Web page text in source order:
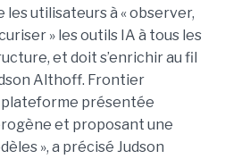
utilisateurs à « observer,
» les outils IA à tous les
et doit s’enrichir au fil
Althoff. Frontier
plateforme présentée
et proposant une
», a précisé Judson